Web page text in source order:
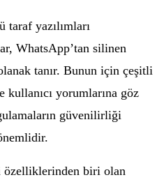
yazılımları
WhatsApp’tan silinen
tanır. Bunun için çeşitli
kullanıcı yorumlarına göz
güvenilirliği
özelliklerinden biri olan